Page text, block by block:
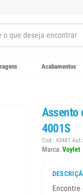
Acabamentos
Assento
4001S
Cod.: 43481
Marca:Voylet